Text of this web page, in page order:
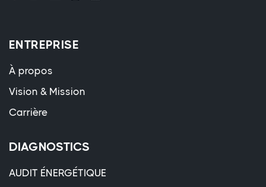
ENTREPRISE
À propos
Vision & Mission
Carrière
DIAGNOSTICS
AUDIT ÉNERGÉTIQUE